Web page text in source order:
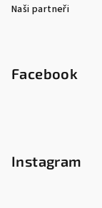
Naši partneři
Facebook
Instagram